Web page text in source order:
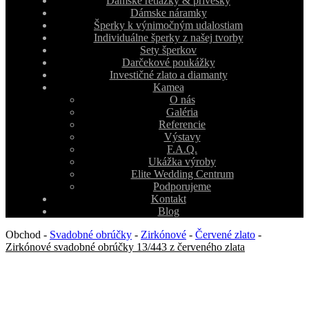
Dámske náramky
Šperky k výnimočným udalostiam
Individuálne šperky z našej tvorby
Sety šperkov
Darčekové poukážky
Investičné zlato a diamanty
Kamea
O nás
Galéria
Referencie
Výstavy
F.A.Q.
Ukážka výroby
Elite Wedding Centrum
Podporujeme
Kontakt
Blog
Obchod - Svadobné obrúčky - Zirkónové - Červené zlato -
Zirkónové svadobné obrúčky 13/443 z červeného zlata